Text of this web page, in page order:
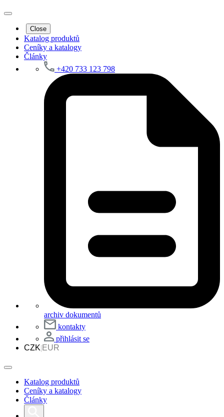
Close
Katalog produktů
Ceníky a katalogy
Články
+420 733 123 798
archiv dokumentů
kontakty
přihlásit se
CZK|EUR
Katalog produktů
Ceníky a katalogy
Články